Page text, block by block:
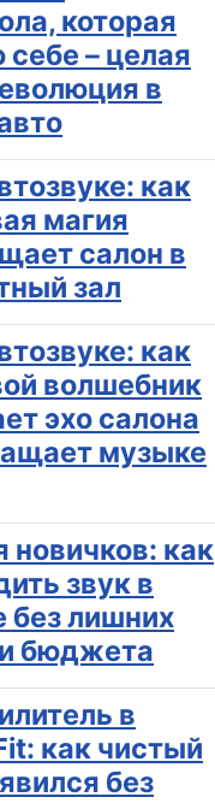
которая
себе – целая
в
как
магия
салон в
зал
как
волшебник
эхо салона
музыке
новичков: как
звук в
без лишних
бюджета
в
как чистый
без